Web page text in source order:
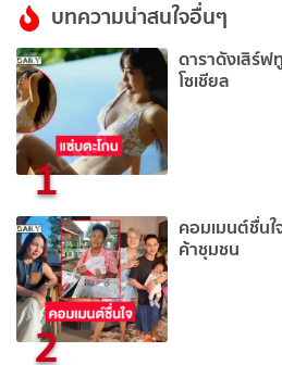
บทความน่าสนใจอื่นๆ
1
ดาราดังเสิร์
โซเชียล
2
คอมเมนต์ชื่นใ
ค้าชุมชน